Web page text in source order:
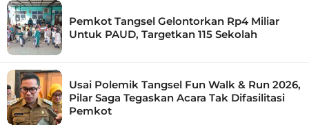
Pemkot Tangsel Gelontorkan Rp4 Miliar
Untuk PAUD, Targetkan 115 Sekolah
Usai Polemik Tangsel Fun Walk & Run 2026,
Pilar Saga Tegaskan Acara Tak Difasilitasi
Pemkot